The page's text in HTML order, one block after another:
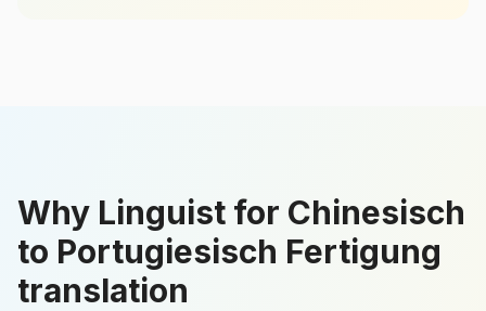
Why Linguist for Chinesisch
to Portugiesisch Fertigung
translation